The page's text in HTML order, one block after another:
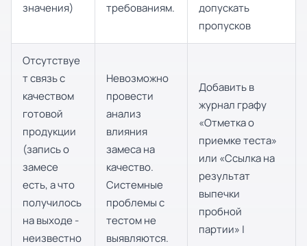
значения)
требованиям.
допускать
пропусков
Отсутствуе
т связь с
качеством
готовой
продукции
(запись о
замесе
есть, а что
получилось
на выходе -
неизвестно
Невозможно
провести
анализ
влияния
замеса на
качество.
Системные
проблемы с
тестом не
выявляются.
Добавить в
журнал графу
«Отметка о
приемке теста»
или «Ссылка на
результат
выпечки
пробной
партии» |